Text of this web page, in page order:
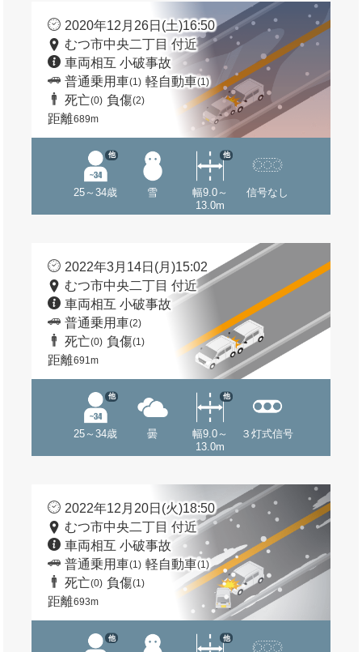
2020年12月26日(土)16:50
むつ市中央二丁目 付近
車両相互 小破事故
普通乗用車(1) 軽自動車(1)
死亡(0) 負傷(2)
距離689m
25～34歳
他
雪
幅9.0～
13.0m
他
信号なし
2022年3月14日(月)15:02
むつ市中央二丁目 付近
車両相互 小破事故
普通乗用車(2)
死亡(0) 負傷(1)
距離691m
25～34歳
他
曇
幅9.0～
13.0m
他
３灯式信号
2022年12月20日(火)18:50
むつ市中央二丁目 付近
車両相互 小破事故
普通乗用車(1) 軽自動車(1)
死亡(0) 負傷(1)
距離693m
他 他